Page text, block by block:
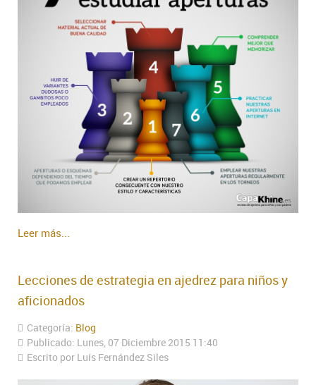
Leer más...
Lecciones de estrategia en ajedrez para niños y
aficionados
Categoría: Blog
Publicado: Lunes, 07 Diciembre 2015 11:40
Escrito por Luís Fernández Siles